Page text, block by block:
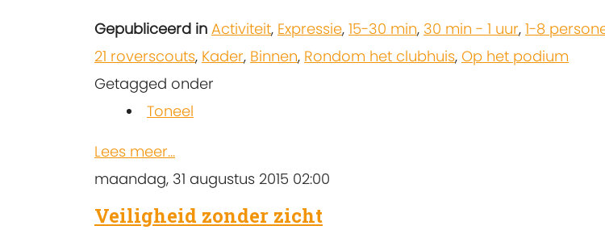
Gepubliceerd in Activiteit, Expressie, 15-30 min, 30 min - 1 uur, 1-8
21 roverscouts, Kader, Binnen, Rondom het clubhuis, Op het podium
Getagged onder
Toneel
Lees meer...
maandag, 31 augustus 2015 02:00
Veiligheid zonder zicht